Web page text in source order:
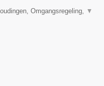
Omgangsregeling, ▼